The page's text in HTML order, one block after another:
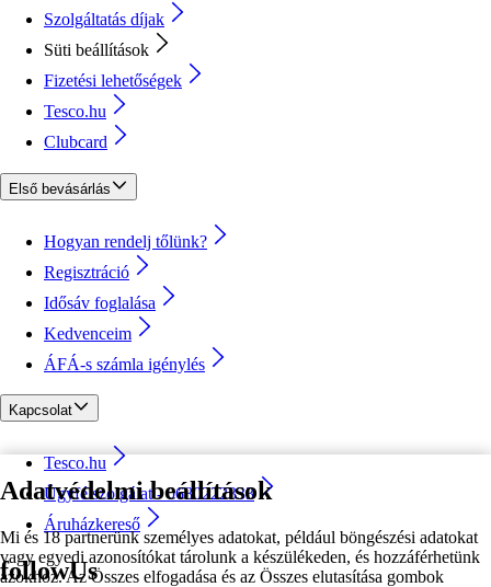
Adatvédelmi beállítások
Mi és 18 partnerünk személyes adatokat, például böngészési adatokat
vagy egyedi azonosítókat tárolunk a készülékeden, és hozzáférhetünk
azokhoz. Az Összes elfogadása és az Összes elutasítása gombok
Szolgáltatás díjak
Süti beállítások
Fizetési lehetőségek
Tesco.hu
Clubcard
Első bevásárlás
Hogyan rendelj tőlünk?
Regisztráció
Idősáv foglalása
Kedvenceim
ÁFÁ-s számla igénylés
Kapcsolat
Tesco.hu
Ügyfélszolgálat - 0680222333
Áruházkereső
followUs